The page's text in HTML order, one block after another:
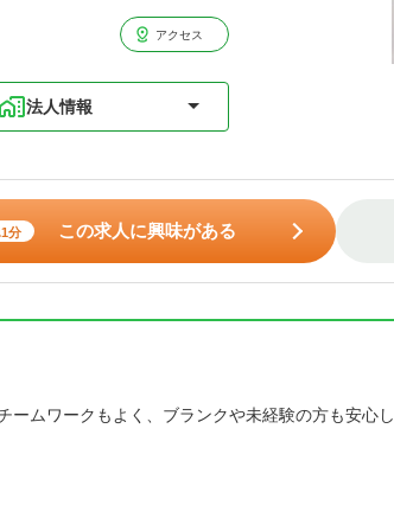
アクセス
法人情報
分 この求人に興味がある
ームワークもよく、ブランクや未経験の方も安心し